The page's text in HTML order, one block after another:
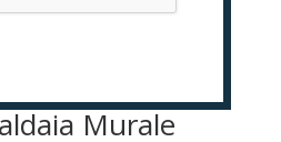
Murale